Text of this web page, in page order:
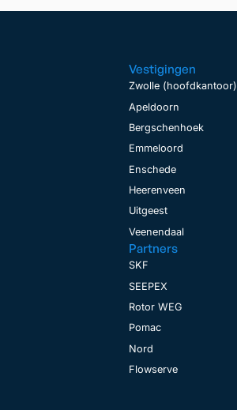
Vestigingen
Zwolle (hoofdkantoor)
Apeldoorn
Bergschenhoek
Emmeloord
Enschede
Heerenveen
Uitgeest
Veenendaal
Partners
SKF
SEEPEX
Rotor WEG
Pomac
Nord
Flowserve